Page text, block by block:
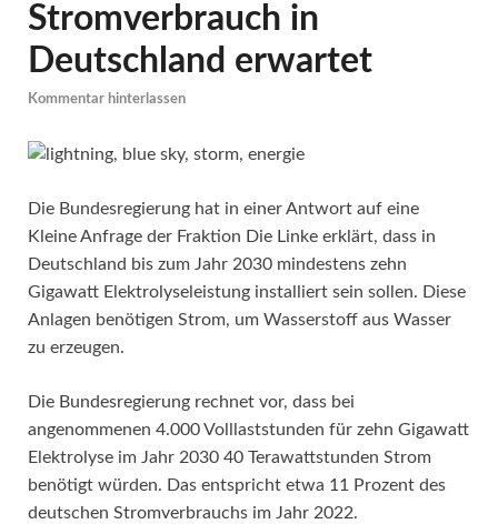
Stromverbrauch in
Deutschland erwartet
Kommentar hinterlassen
Die Bundesregierung hat in einer Antwort auf eine
Kleine Anfrage der Fraktion Die Linke erklärt, dass in
Deutschland bis zum Jahr 2030 mindestens zehn
Gigawatt Elektrolyseleistung installiert sein sollen. Diese
Anlagen benötigen Strom, um Wasserstoff aus Wasser
zu erzeugen.
Die Bundesregierung rechnet vor, dass bei
angenommenen 4.000 Volllaststunden für zehn Gigawatt
Elektrolyse im Jahr 2030 40 Terawattstunden Strom
benötigt würden. Das entspricht etwa 11 Prozent des
deutschen Stromverbrauchs im Jahr 2022.